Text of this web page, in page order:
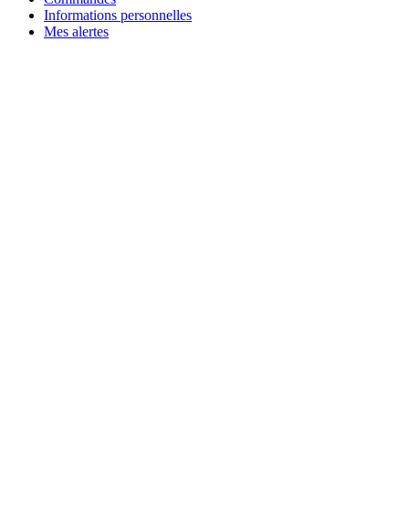
Informations personnelles
Mes alertes